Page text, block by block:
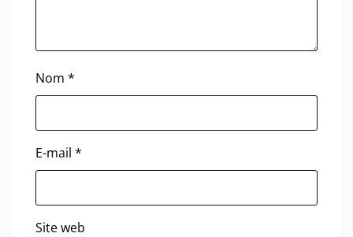
Nom *
E-mail *
Site web